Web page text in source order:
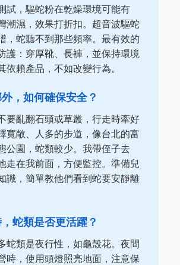
試，驅蛇粉在乾燥環境可能有
潮濕，效果打折扣。超音波驅蛇
，蛇聽不到那些頻率。最有效的
護：穿厚靴、長褲，並保持環境
依賴產品，不如改變行為。
，如何確保安全？
要亂翻石頭或草叢，行走時牽好
寬敞、人多的步道，像台北的富
公園，蛇類較少。我帶侄子去
走在我前面，方便監控。準備兒
識，簡單教他們看到蛇要安靜離
蛇類是否更活躍？
蛇類是夜行性，如龜殼花。夜間
時，使用頭燈照亮地面，注意保